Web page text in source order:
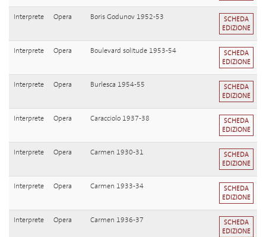
Interprete Opera Boris Godunov 1952-53
SCHEDA
EDIZIONE
Interprete Opera Boulevard solitude 1953-54
SCHEDA
EDIZIONE
Interprete Opera Burlesca 1954-55
SCHEDA
EDIZIONE
Interprete Opera Caracciolo 1937-38
SCHEDA
EDIZIONE
Interprete Opera Carmen 1930-31
SCHEDA
EDIZIONE
Interprete Opera Carmen 1933-34
SCHEDA
EDIZIONE
Interprete Opera Carmen 1936-37
SCHEDA
EDIZIONE